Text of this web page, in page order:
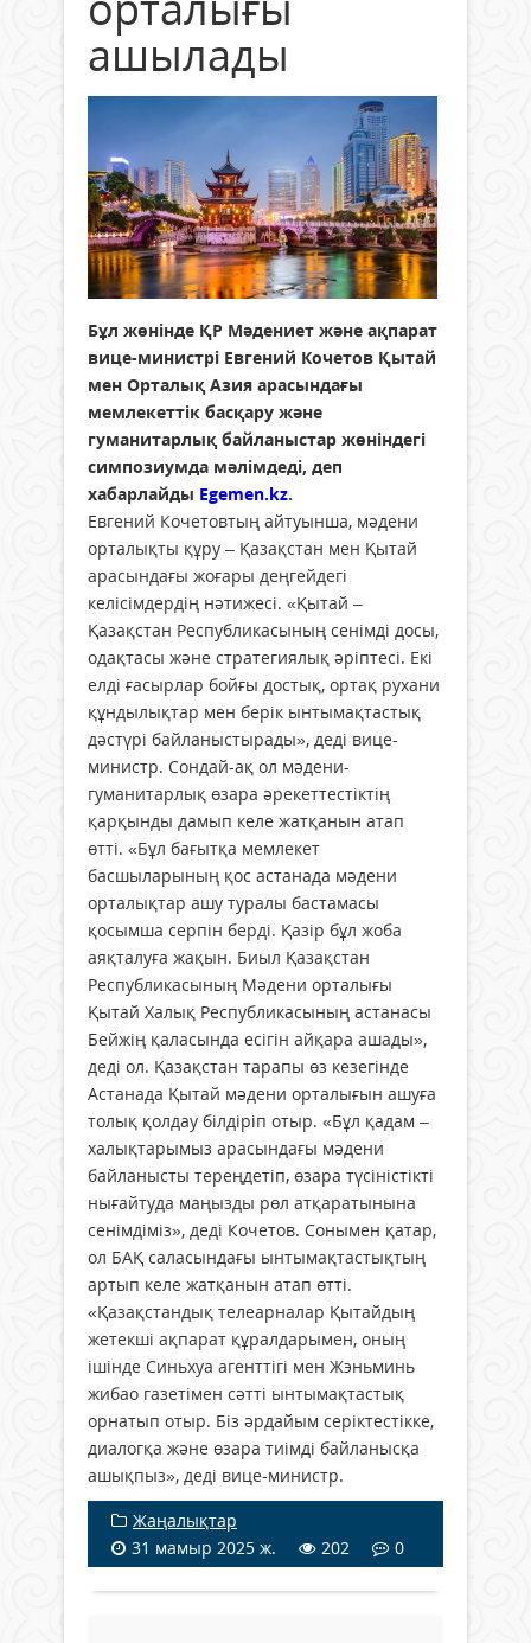
ашылады
Бұл жөнінде ҚР Мәдениет және ақпарат
вице-министрі Евгений Кочетов Қытай
мен Орталық Азия арасындағы
мемлекеттік басқару және
гуманитарлық байланыстар жөніндегі
симпозиумда мәлімдеді, деп
хабарлайды Egemen.kz.
Евгений Кочетовтың айтуынша, мәдени
орталықты құру – Қазақстан мен Қытай
арасындағы жоғары деңгейдегі
келісімдердің нәтижесі. «Қытай –
Қазақстан Республикасының сенімді досы,
одақтасы және стратегиялық әріптесі. Екі
елді ғасырлар бойғы достық, ортақ рухани
құндылықтар мен берік ынтымақтастық
дәстүрі байланыстырады», деді вице-
министр. Сондай-ақ ол мәдени-
гуманитарлық өзара әрекеттестіктің
қарқынды дамып келе жатқанын атап
өтті. «Бұл бағытқа мемлекет
басшыларының қос астанада мәдени
орталықтар ашу туралы бастамасы
қосымша серпін берді. Қазір бұл жоба
аяқталуға жақын. Биыл Қазақстан
Республикасының Мәдени орталығы
Қытай Халық Республикасының астанасы
Бейжің қаласында есігін айқара ашады»,
деді ол. Қазақстан тарапы өз кезегінде
Астанада Қытай мәдени орталығын ашуға
толық қолдау білдіріп отыр. «Бұл қадам –
халықтарымыз арасындағы мәдени
байланысты тереңдетіп, өзара түсіністікті
нығайтуда маңызды рөл атқаратынына
сенімдіміз», деді Кочетов. Сонымен қатар,
ол БАҚ саласындағы ынтымақтастықтың
артып келе жатқанын атап өтті.
«Қазақстандық телеарналар Қытайдың
жетекші ақпарат құралдарымен, оның
ішінде Синьхуа агенттігі мен Жэньминь
жибао газетімен сәтті ынтымақтастық
орнатып отыр. Біз әрдайым серіктестікке,
диалогқа және өзара тиімді байланысқа
ашықпыз», деді вице-министр.
Жаңалықтар
31 мамыр 2025 ж.
202 0